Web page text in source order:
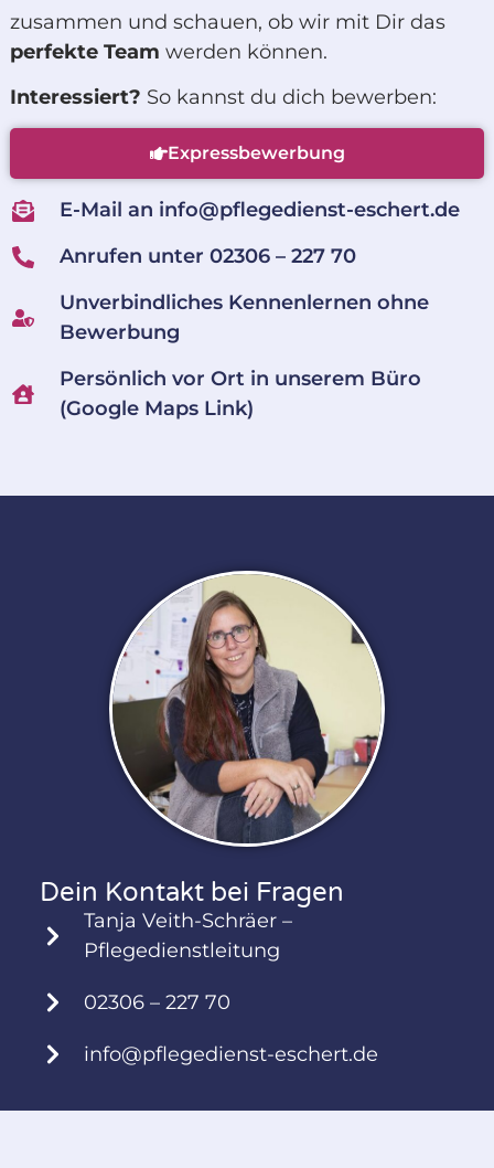
zusammen und schauen, ob wir mit Dir das
perfekte Team werden können.
Interessiert? So kannst du dich bewerben:
Expressbewerbung
E-Mail an info@pflegedienst-eschert.de
Anrufen unter 02306 – 227 70
Unverbindliches Kennenlernen ohne
Bewerbung
Persönlich vor Ort in unserem Büro
(Google Maps Link)
Dein Kontakt bei Fragen
Tanja Veith-Schräer –
Pflegedienstleitung
02306 – 227 70
info@pflegedienst-eschert.de